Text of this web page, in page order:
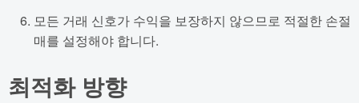
모든 거래 신호가 수익을 보장하지 않으므로 적절한 손절
매를 설정해야 합니다.
최적화 방향